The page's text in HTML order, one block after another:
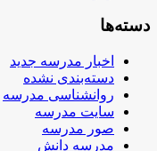
دسته‌ها
اخبار مدرسه جدید
دسته‌بندی نشده
روانشناسی مدرسه
سایت مدرسه
صور مدرسه
مدرسه دانش